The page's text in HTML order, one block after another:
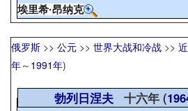
埃里希·昂纳克
俄罗斯 >> 公元 >> 世界大战和冷战 >>
年～ 1991年)
勃列日涅夫 十六年 (